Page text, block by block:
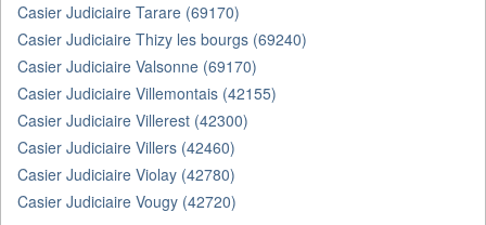
Casier Judiciaire Tarare (69170)
Casier Judiciaire Thizy les bourgs (69240)
Casier Judiciaire Valsonne (69170)
Casier Judiciaire Villemontais (42155)
Casier Judiciaire Villerest (42300)
Casier Judiciaire Villers (42460)
Casier Judiciaire Violay (42780)
Casier Judiciaire Vougy (42720)